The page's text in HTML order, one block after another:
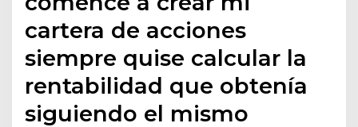
cartera de acciones
siempre quise calcular la
rentabilidad que obtenía
siguiendo el mismo